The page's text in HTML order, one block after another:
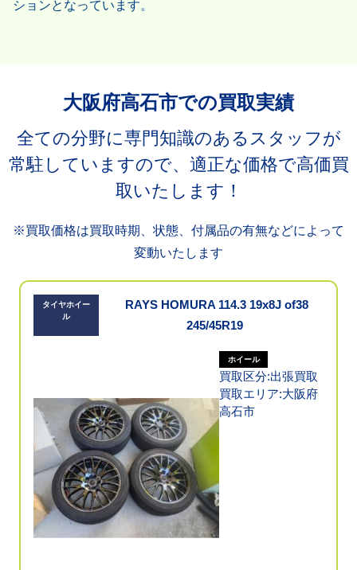
ションとなっています。
大阪府高石市での買取実績
全ての分野に専門知識のあるスタッフが
常駐していますので、適正な価格で高価買
取いたします！
※買取価格は買取時期、状態、付属品の有無などによって
変動いたします
タイヤホイー
ル
RAYS HOMURA 114.3 19x8J of38
245/45R19
ホイール
買取区分:出張買取
買取エリア:大阪府
高石市